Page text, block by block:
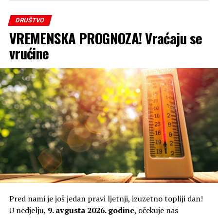
DRUŠTVO
VREMENSKA PROGNOZA! Vraćaju se
vrućine
Pred nami je još jedan pravi ljetnji, izuzetno topliji dan!
U nedjelju, 9. avgusta 2026. godine, očekuje nas